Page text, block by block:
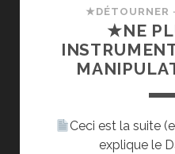
★DÉTOURNER
★NE
Ceci est la suite
explique le